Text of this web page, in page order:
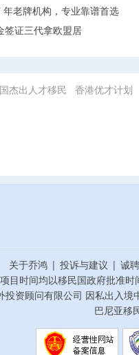
老牌机构，专业靠谱首选
签证三代拿欧盟居
杰出人才移民 香港优才计划
关于乔鸿 | 投诉与建议 | 诚
目时间均以移民国政府批准
资顾问有限公司 因私出入
巴尼亚移